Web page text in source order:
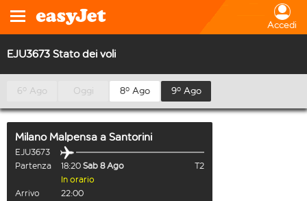
Accedi
EJU3673 Stato dei voli
6º Ago Oggi 8º Ago 9º Ago
Milano Malpensa a Santorini
EJU3673
Partenza
18:20 Sab 8 Ago
T2
In orario
Arrivo
22:00